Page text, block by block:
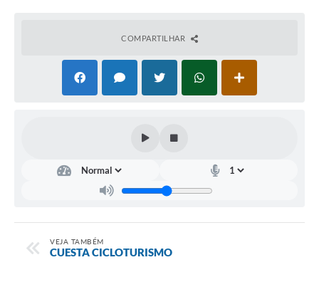
COMPARTILHAR
VEJA TAMBÉM
CUESTA CICLOTURISMO